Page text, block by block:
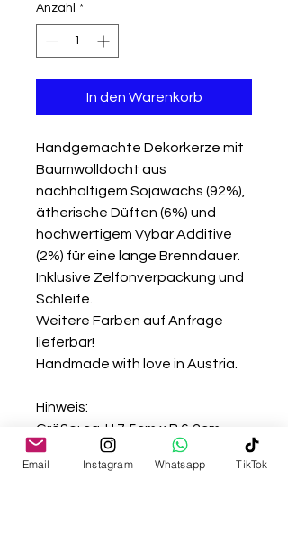
Anzahl *
In den Warenkorb
Handgemachte Dekorkerze mit
Baumwolldocht aus
nachhaltigem Sojawachs (92%),
ätherische Düften (6%) und
hochwertigem Vybar Additive
(2%) für eine lange Brenndauer.
Inklusive Zelfonverpackung und
Schleife.
Weitere Farben auf Anfrage
lieferbar!
Handmade with love in Austria.
Hinweis:
Größe: ca. H 7,5cm x B 6,2cm
Gewicht: ca. 92g
Handmade with love in Austria.
Email Instagram Whatsapp TikTok